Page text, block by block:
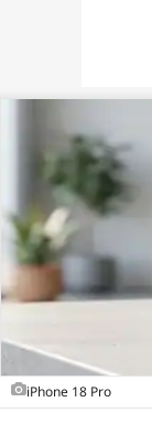
iPhone 18 Pro